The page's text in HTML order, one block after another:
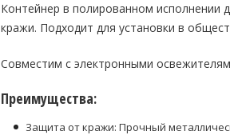
Контейнер в полированном исполнении
кражи. Подходит для установки в
Совместим с электронными
Преимущества:
Защита от кражи: Прочный